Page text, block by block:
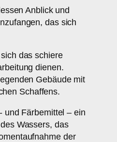
Anblick und
das sich
das schiere
dienen.
Gebäude mit
Schaffens.
und Färbemittel – ein
Wassers, das
der